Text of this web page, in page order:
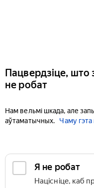
Пацвердзіце, што
не робат
Нам вельмі шкада, але
аўтаматычных.
Чаму
Я не робат
Націсніце, каб